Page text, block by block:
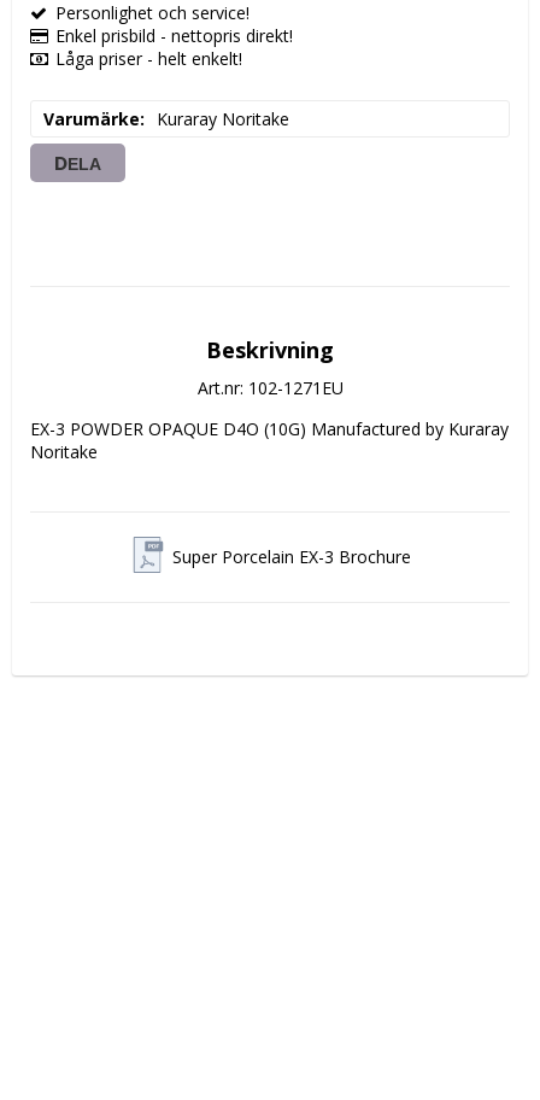
Personlighet och service!
Enkel prisbild - nettopris direkt!
Låga priser - helt enkelt!
Varumärke Kuraray Noritake
DELA
Beskrivning
Art.nr: 102-1271EU
EX-3 POWDER OPAQUE D4O (10G) Manufactured by Kuraray
Noritake
Super Porcelain EX-3 Brochure